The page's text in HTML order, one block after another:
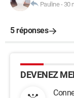
Pauline- 30
5 réponses
DEVENEZ